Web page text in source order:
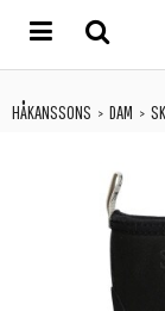
HÅKANSSONS > DAM >